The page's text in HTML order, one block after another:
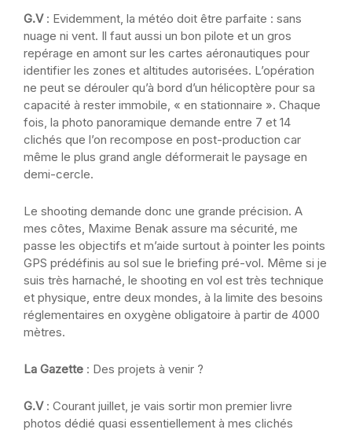
G.V: Evidemment, la météo doit être parfaite : sans
nuage ni vent. Il faut aussi un bon pilote et un gros
repérage en amont sur les cartes aéronautiques pour
identifier les zones et altitudes autorisées. L’opération
ne peut se dérouler qu’à bord d’un hélicoptère pour sa
capacité à rester immobile, « en stationnaire ». Chaque
fois, la photo panoramique demande entre 7 et 14
clichés que l’on recompose en post-production car
même le plus grand angle déformerait le paysage en
demi-cercle.
Le shooting demande donc une grande précision. A
mes côtes, Maxime Benak assure ma sécurité, me
passe les objectifs et m’aide surtout à pointer les points
GPS prédéfinis au sol sue le briefing pré-vol. Même si je
suis très harnaché, le shooting en vol est très technique
et physique, entre deux mondes, à la limite des besoins
réglementaires en oxygène obligatoire à partir de 4000
mètres.
La Gazette : Des projets à venir ?
G.V: Courant juillet, je vais sortir mon premier livre
photos dédié quasi essentiellement à mes clichés